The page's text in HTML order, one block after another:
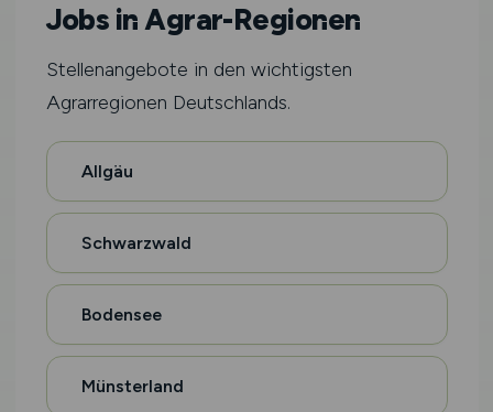
Jobs in Agrar-Regionen
Stellenangebote in den wichtigsten
Agrarregionen Deutschlands.
Allgäu
Schwarzwald
Bodensee
Münsterland